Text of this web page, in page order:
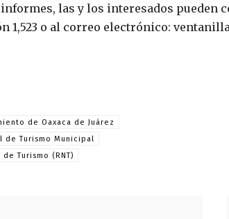
las y los interesados pueden
1,523 o al correo electrónico:
de Oaxaca de Juárez
de Turismo Municipal
Turismo (RNT)